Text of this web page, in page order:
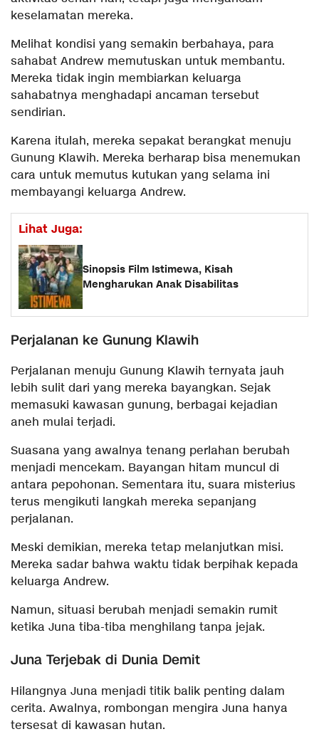
keselamatan mereka.
Melihat kondisi yang semakin berbahaya, para
sahabat Andrew memutuskan untuk membantu.
Mereka tidak ingin membiarkan keluarga
sahabatnya menghadapi ancaman tersebut
sendirian.
Karena itulah, mereka sepakat berangkat menuju
Gunung Klawih. Mereka berharap bisa menemukan
cara untuk memutus kutukan yang selama ini
membayangi keluarga Andrew.
Lihat Juga:
Sinopsis Film Istimewa, Kisah
Mengharukan Anak Disabilitas
Perjalanan ke Gunung Klawih
Perjalanan menuju Gunung Klawih ternyata jauh
lebih sulit dari yang mereka bayangkan. Sejak
memasuki kawasan gunung, berbagai kejadian
aneh mulai terjadi.
Suasana yang awalnya tenang perlahan berubah
menjadi mencekam. Bayangan hitam muncul di
antara pepohonan. Sementara itu, suara misterius
terus mengikuti langkah mereka sepanjang
perjalanan.
Meski demikian, mereka tetap melanjutkan misi.
Mereka sadar bahwa waktu tidak berpihak kepada
keluarga Andrew.
Namun, situasi berubah menjadi semakin rumit
ketika Juna tiba-tiba menghilang tanpa jejak.
Juna Terjebak di Dunia Demit
Hilangnya Juna menjadi titik balik penting dalam
cerita. Awalnya, rombongan mengira Juna hanya
tersesat di kawasan hutan.